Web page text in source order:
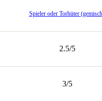
Spieler oder Torhüter
2.5/5
3/5